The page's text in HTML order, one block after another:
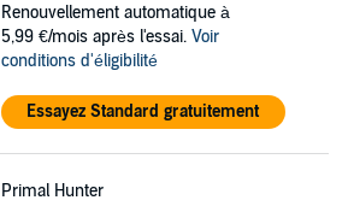
Renouvellement automatique à
5,99 €/mois après l'essai. Voir
conditions d'éligibilité
Essayez Standard gratuitement
Primal Hunter